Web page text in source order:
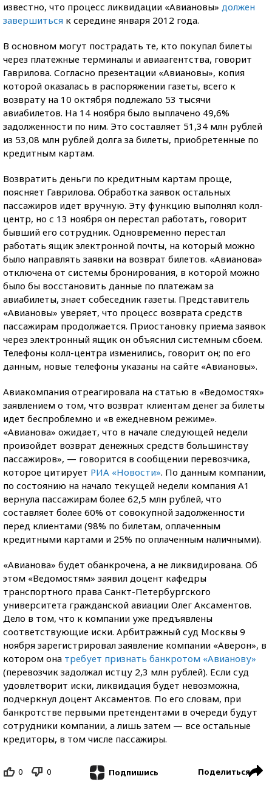
известно, что процесс ликвидации «Авиановы» должен
завершиться к середине января 2012 года.
В основном могут пострадать те, кто покупал билеты
через платежные терминалы и авиаагентства, говорит
Гаврилова. Согласно презентации «Авиановы», копия
которой оказалась в распоряжении газеты, всего к
возврату на 10 октября подлежало 53 тысячи
авиабилетов. На 14 ноября было выплачено 49,6%
задолженности по ним. Это составляет 51,34 млн рублей
из 53,08 млн рублей долга за билеты, приобретенные по
кредитным картам.
Возвратить деньги по кредитным картам проще,
поясняет Гаврилова. Обработка заявок остальных
пассажиров идет вручную. Эту функцию выполнял колл-
центр, но с 13 ноября он перестал работать, говорит
бывший его сотрудник. Одновременно перестал
работать ящик электронной почты, на который можно
было направлять заявки на возврат билетов. «Авианова»
отключена от системы бронирования, в которой можно
было бы восстановить данные по платежам за
авиабилеты, знает собеседник газеты. Представитель
«Авиановы» уверяет, что процесс возврата средств
пассажирам продолжается. Приостановку приема заявок
через электронный ящик он объяснил системным сбоем.
Телефоны колл-центра изменились, говорит он; по его
данным, новые телефоны указаны на сайте «Авиановы».
Авиакомпания отреагировала на статью в «Ведомостях»
заявлением о том, что возврат клиентам денег за билеты
идет беспроблемно и «в ежедневном режиме».
«Авианова» ожидает, что в начале следующей недели
произойдет возврат денежных средств большинству
пассажиров», — говорится в сообщении перевозчика,
которое цитирует РИА «Новости». По данным компании,
по состоянию на начало текущей недели компания А1
вернула пассажирам более 62,5 млн рублей, что
составляет более 60% от совокупной задолженности
перед клиентами (98% по билетам, оплаченным
кредитными картами и 25% по оплаченным наличными).
«Авианова» будет обанкрочена, а не ликвидирована. Об
этом «Ведомостям» заявил доцент кафедры
транспортного права Санкт-Петербургского
университета гражданской авиации Олег Аксаментов.
Дело в том, что к компании уже предъявлены
соответствующие иски. Арбитражный суд Москвы 9
ноября зарегистрировал заявление компании «Аверон», в
котором она требует признать банкротом «Авианову»
(перевозчик задолжал истцу 2,3 млн рублей). Если суд
удовлетворит иски, ликвидация будет невозможна,
подчеркнул доцент Аксаментов. По его словам, при
банкротстве первыми претендентами в очереди будут
сотрудники компании, а лишь затем — все остальные
кредиторы, в том числе пассажиры.
0 0 Подпишись Поделиться